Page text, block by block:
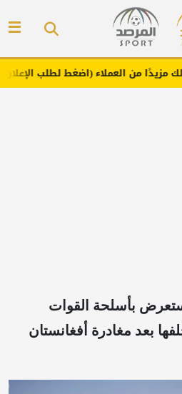
(اضغط لطلب الإعلان)
بأسلحة القوات
بعد مغادرة أفغانستان